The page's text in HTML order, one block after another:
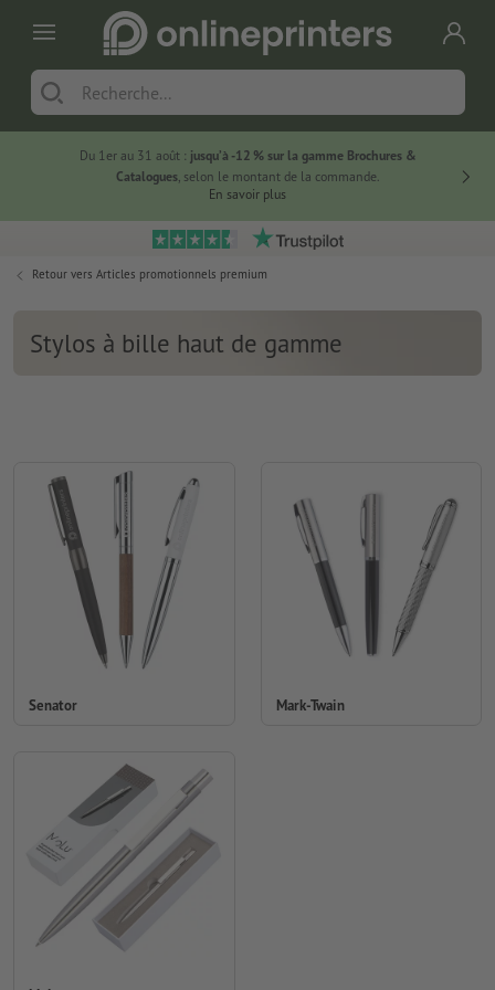
Du 1er au 31 août : jusqu’à -12 % sur la gamme Brochures &
Catalogues, selon le montant de la commande.
En savoir plus
Retour vers Articles promotionnels premium
Stylos à bille haut de gamme
Senator Mark-Twain